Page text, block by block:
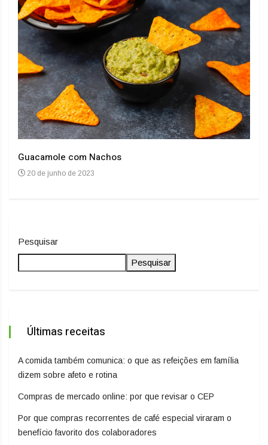
Guacamole com Nachos
20 de junho de 2023
Pesquisar
Pesquisar
Últimas receitas
A comida também comunica: o que as refeições em família
dizem sobre afeto e rotina
Compras de mercado online: por que revisar o CEP
Por que compras recorrentes de café especial viraram o
benefício favorito dos colaboradores